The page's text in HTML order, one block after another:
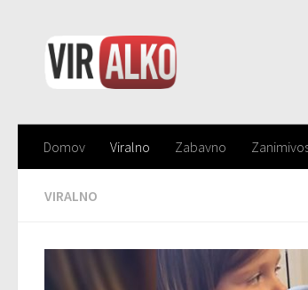
Domov Viralno Zabavno
VIRALNO